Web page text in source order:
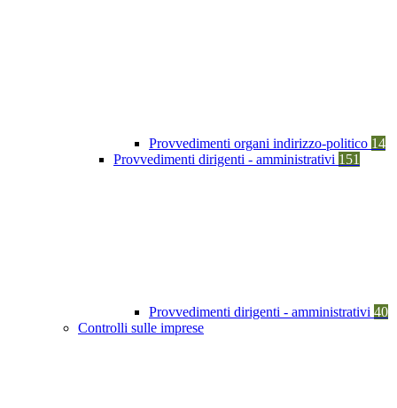
Provvedimenti organi indirizzo-politico 14
Provvedimenti dirigenti - amministrativi 151
Provvedimenti dirigenti - amministrativi 40
Controlli sulle imprese